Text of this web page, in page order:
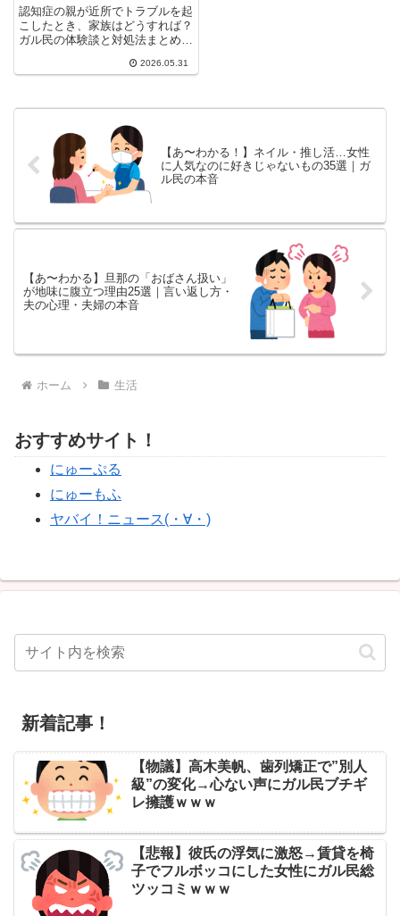
施設・地域包括センターの
対処法まで
認知症の親が近所でトラブルを起
こしたとき、家族はどうすれば？
ガル民の体験談と対処法まとめ。
る・月35万円の現実）や、地域
経験者のリアルな声20選を紹介
2026.05.31
【あ〜わかる！】ネイル・推し活…女性
に人気なのに好きじゃないもの35選｜ガ
ル民の本音
【あ〜わかる】旦那の「おばさん扱い」
が地味に腹立つ理由25選｜言い返し方・
夫の心理・夫婦の本音
ホーム 生活
おすすめサイト！
にゅーぷる
にゅーもふ
ヤバイ！ニュース(・∀・)
新着記事！
【物議】高木美帆、歯列矯正で”別人
級”の変化→心ない声にガル民ブチギ
レ擁護ｗｗｗ
【悲報】彼氏の浮気に激怒→賃貸を椅
子でフルボッコにした女性にガル民総
ツッコミｗｗｗ